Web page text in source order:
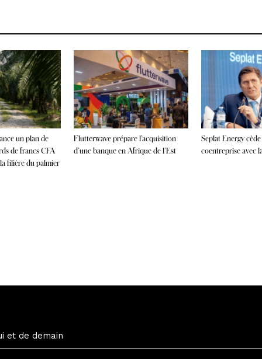
un plan de
de francs CFA
filière du palmier
Flutterwave prépare l’acquisition
d’une banque en Afrique de l’Est
Seplat Energy cède
coentreprise avec
et de demain